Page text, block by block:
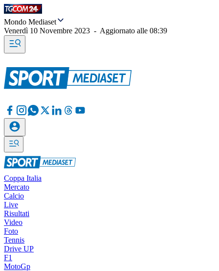
Mondo Mediaset
Venerdì 10 Novembre 2023 - Aggiornato alle 08:39
Coppa Italia
Mercato
Calcio
Live
Risultati
Video
Foto
Tennis
Drive UP
F1
MotoGp